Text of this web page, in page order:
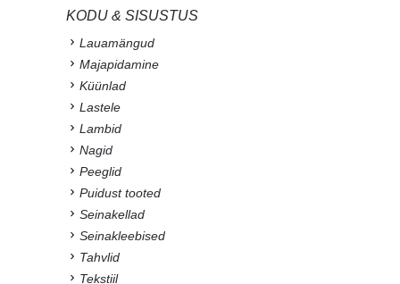
KODU & SISUSTUS
Lauamängud
Majapidamine
Küünlad
Lastele
Lambid
Nagid
Peeglid
Puidust tooted
Seinakellad
Seinakleebised
Tahvlid
Tekstiil